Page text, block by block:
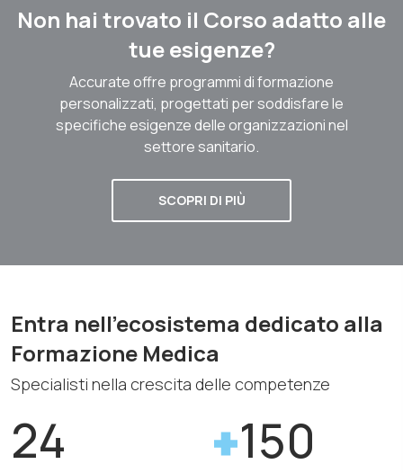
Non hai trovato il Corso adatto alle
tue esigenze?
Accurate offre programmi di formazione
personalizzati, progettati per soddisfare le
specifiche esigenze delle organizzazioni nel
settore sanitario.
SCOPRI DI PIÙ
Entra nell'ecosistema dedicato alla
Formazione Medica
Specialisti nella crescita delle competenze
24 150